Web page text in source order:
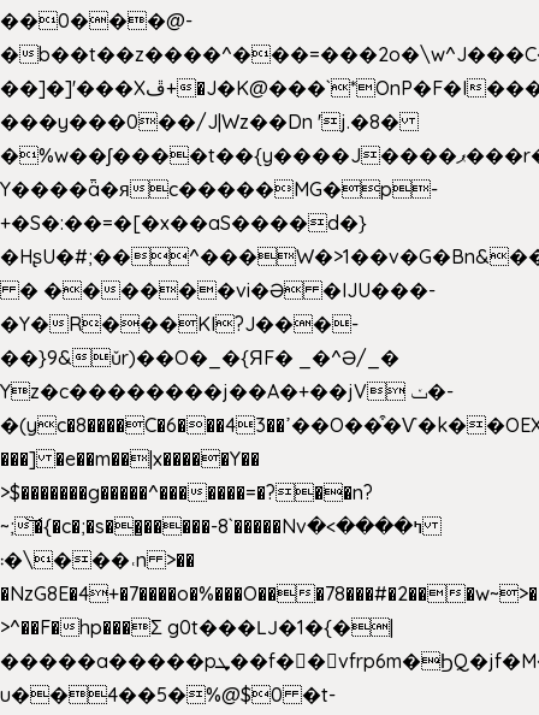
��0���@-
�
��]�]'���Xڦ+�J�K@���`*OnP�F�I�����n����ˎ���E>���%
���y���0��/J|Wz��Dn 'j.�8�
�%w��ʃ����t��{y����J����ޕ���r��d�$e҅b�e����
Y����ǟ�яc�����MG�p-
+�S�:��=�[�x��aS����d�}
� ������vi�Ə �IJU���-
�Y�R���KI?J���-
��}9&ǔr)��O�_�{ЯF� _�^Ə/_�
Yz�c��������j��A�+��jV ݖ�-
�(yc�8����C�6���43��ߴ��O��͒�Ѵ�k��OEX�2�,�)�t��@���aw����;�׷o�_��2�sy��.�=W�n��߃�{4��ߑ��i�8V6v4W�9��s���g�
���] �e��m��|x�����Y��
>$�������g�����^�������=�?��n?
~;͝�{�c�;�s��̺�����-8`�����Nvߤ����>�
��\�܃�˓n >��
�NzG8E�4+�7����o�%���O���78���#�2��
>^��F�hp���Σ g0t���Ǉ�1�{�|
�����a�����pܜ��f��vfrp6m�ϦQ�jf�M����J:�x��-?
u��4��5�%@$0 �t-